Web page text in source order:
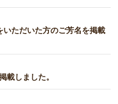
ただいた方のご芳名を掲載
載しました。